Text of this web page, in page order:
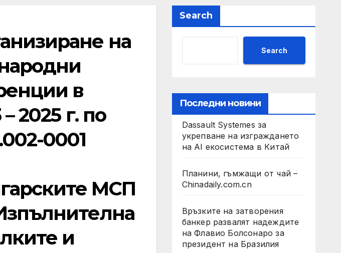
на
в
2025 г. по
0001
МСП
и
Search
Search
Последни новини
Dassault Systemes за
укрепване на изграждането
на AI екосистема в Китай
Планини, гъмжащи от чай –
Chinadaily.com.cn
Връзките на затворения
банкер развалят надеждите
на Флавио Болсонаро за
президент на Бразилия